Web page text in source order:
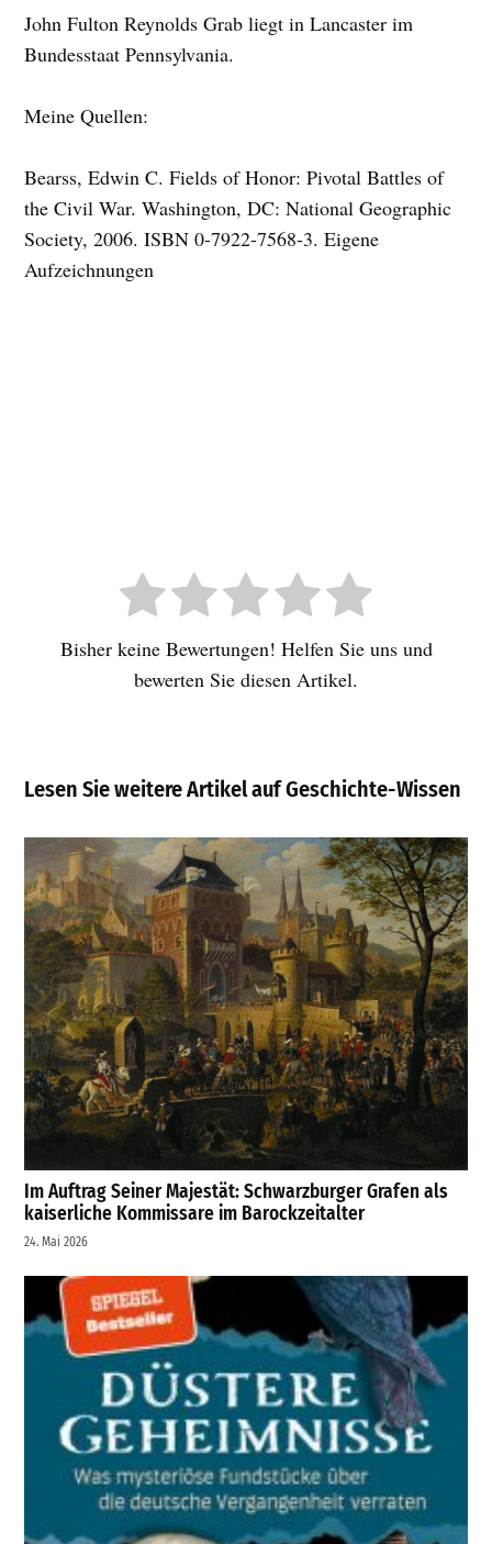
John Fulton Reynolds Grab liegt in Lancaster im
Bundesstaat Pennsylvania.
Meine Quellen:
Bearss, Edwin C. Fields of Honor: Pivotal Battles of
the Civil War. Washington, DC: National Geographic
Society, 2006. ISBN 0-7922-7568-3. Eigene
Aufzeichnungen
Bisher keine Bewertungen! Helfen Sie uns und
bewerten Sie diesen Artikel.
Lesen Sie weitere Artikel auf Geschichte-Wissen
Im Auftrag Seiner Majestät: Schwarzburger Grafen als
kaiserliche Kommissare im Barockzeitalter
24. Mai 2026